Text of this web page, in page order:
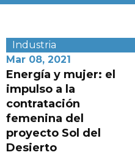
Industria
Mar 08, 2021
Energía y mujer: el
impulso a la
contratación
femenina del
proyecto Sol del
Desierto